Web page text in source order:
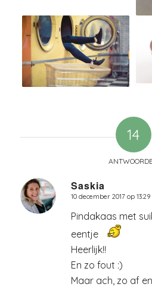
14
Saskia
zegt:
10 december 2017 op 13:29
Pindakaas met
eentje
Heerlijk!!
En zo fout :)
Maar ach, zo af